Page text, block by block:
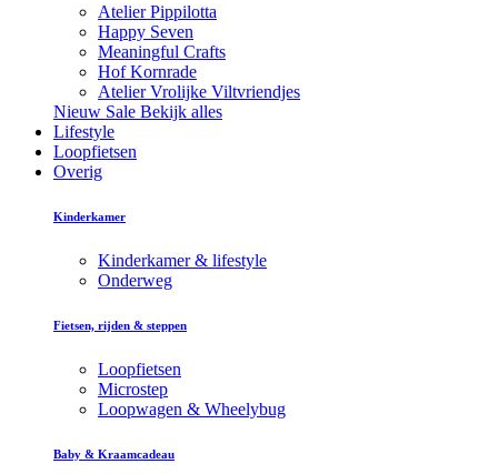
Atelier Pippilotta
Happy Seven
Meaningful Crafts
Hof Kornrade
Atelier Vrolijke Viltvriendjes
Nieuw Sale Bekijk alles
Lifestyle
Loopfietsen
Overig
Kinderkamer
Kinderkamer & lifestyle
Onderweg
Fietsen, rijden & steppen
Loopfietsen
Microstep
Loopwagen & Wheelybug
Baby & Kraamcadeau